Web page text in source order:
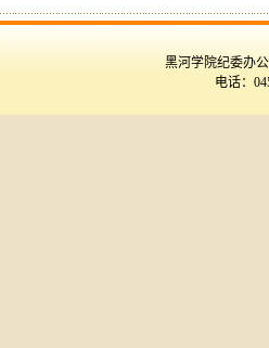
黑河学院纪委办
电话：